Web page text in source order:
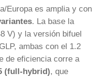
Europa es amplia y con
. La base la
V) y la versión bifuel
ambas con el 1.2
de eficiencia corre a
(full-hybrid), que